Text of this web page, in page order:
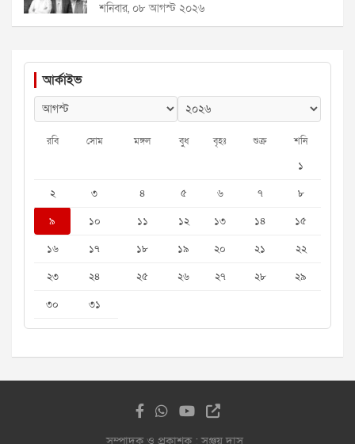
শনিবার, ০৮ আগস্ট ২০২৬
আর্কাইভ
রবি সোম মঙ্গল বুধ বৃহঃ শুক্র শনি
১
২
৩ ৪ ৫ ৬ ৭
৮
৯
১০ ১১ ১২ ১৩ ১৪
১৫
১৬
১৭ ১৮ ১৯ ২০ ২১
২২
২৩
২৪ ২৫ ২৬ ২৭ ২৮
২৯
৩০
৩১